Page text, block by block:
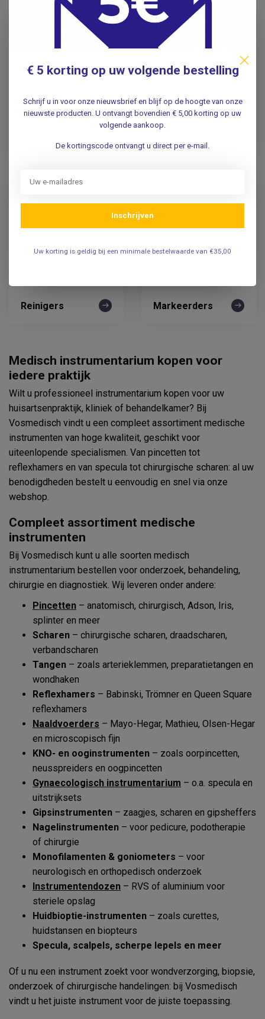
complete sets
Reinigers Markeerders
Medisch instrumentarium kopen voor
iedere praktijk
Wilt u professioneel instrumentarium kopen voor uw
huisartsenpraktijk, kliniek of behandelkamer? Bij
Vosmedisch vindt u een compleet assortiment medische
instrumenten van hoge kwaliteit, geschikt voor
uiteenlopende specialismen. Van pincetten tot
reflexhamers en van specula tot chirurgische scharen: al uw
benodigdheden bestelt u eenvoudig en snel via onze
webshop.
Compleet assortiment medische
instrumenten
Bij Vosmedisch kunt u alle soorten medisch
instrumentarium bestellen voor onderzoek, behandeling,
chirurgie en diagnostiek. Wij leveren onder andere:
Pincetten – anatomisch, chirurgisch, Adson, Iris,
splinter en meer
Scharen – chirurgische scharen, draadscharen,
verbandscharen
Tangen – zoals arterieklemmen, preparatietangen en
wondhaken
Reflexhamers – Babinski, Trömner en Queen Square
reflexhamers
Naaldvoerders – Mayo-Hegar, Mathieu, Olsen-Hegar
en microscopisch fijn
KNO- en ooginstrumenten – zoals oorpincetten,
neusspreiders en oogpincetten
Gynaecologisch instrumentarium – o.a. specula en
uitstrijksets
Gipsinstrumenten – zaagjes, scharen en gipsheffers
Nagelinstrumenten – voor pedicure, podotherapie
of chirurgie
Monofilamenten & goniometers – voor
neurologisch en orthopedisch onderzoek
Instrumentendozen – RVS of aluminium voor
steriele opslag
Huidbioptie-instrumenten – zoals curettes,
huidstansen en biopteurs
Specula, scalpels, scherpe lepels en meer
Of u nu een instrument zoekt voor wondverzorging, biopsie,
onderzoek of chirurgische handelingen: bij Vosmedisch
vindt u het juiste instrument voor de juiste toepassing.
€ 5 korting op uw volgende bestelling
Schrijf u in voor onze nieuwsbrief en blijf op de hoogte van onze
nieuwste producten. U ontvangt bovendien € 5,00 korting op uw
volgende aankoop.
De kortingscode ontvangt u direct per e-mail.
Inschrijven
Uw korting is geldig bij een minimale bestelwaarde van €35,00